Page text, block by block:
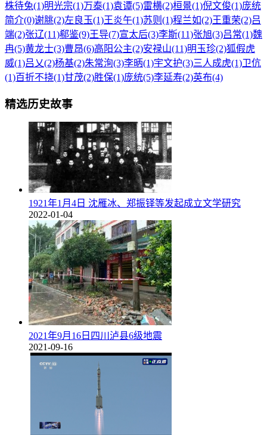
株待兔(1)明光宗(1)万泰(1)袁谭(5)雷横(2)桓景(1)倪文俊(1)庞统
简介(0)谢脁(2)左良玉(1)王炎午(1)苏则(1)程兰如(2)王重荣(2)吕
端(2)张辽(11)郗鉴(9)王导(7)宣太后(3)李斯(11)张旭(3)吕常(1)魏
冉(5)黄龙士(3)曹昂(6)高阳公主(2)安禄山(11)明玉珍(2)狐假虎
威(1)吕乂(2)杨基(2)朱常洵(3)李昞(1)宇文护(3)三人成虎(1)卫伉
(1)百折不挠(1)甘茂(2)胜保(1)庞统(5)李延寿(2)英布(4)
精选历史故事
1921年1月4日 沈雁冰、郑振铎等发起成立文学研究
2022-01-04
2021年9月16日四川泸县6级地震
2021-09-16